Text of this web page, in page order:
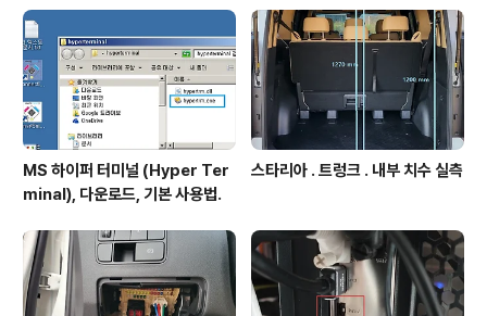
제 를 접착대상 편에 도포이후 30초 이내에서 상대편 접착
시킬 것. ..
MS 하이퍼 터미널 (Hyper Ter
minal), 다운로드, 기본 사용법.
스타리아 . 트렁크 . 내부 치수 실측